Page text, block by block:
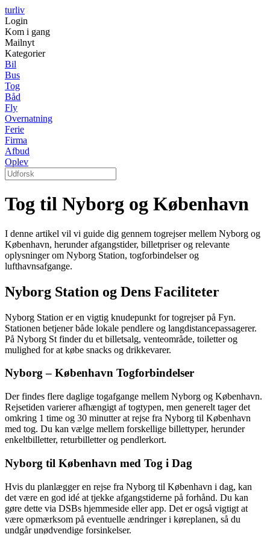
turliv
Login
Kom i gang
Mailnyt
Kategorier
Bil
Bus
Tog
Båd
Fly
Overnatning
Ferie
Firma
Afbud
Oplev
Tog til Nyborg og København
I denne artikel vil vi guide dig gennem togrejser mellem Nyborg og
København, herunder afgangstider, billetpriser og relevante
oplysninger om Nyborg Station, togforbindelser og
lufthavnsafgange.
Nyborg Station og Dens Faciliteter
Nyborg Station er en vigtig knudepunkt for togrejser på Fyn.
Stationen betjener både lokale pendlere og langdistancepassagerer.
På Nyborg St finder du et billetsalg, venteområde, toiletter og
mulighed for at købe snacks og drikkevarer.
Nyborg – København Togforbindelser
Der findes flere daglige togafgange mellem Nyborg og København.
Rejsetiden varierer afhængigt af togtypen, men generelt tager det
omkring 1 time og 30 minutter at rejse fra Nyborg til København
med tog. Du kan vælge mellem forskellige billettyper, herunder
enkeltbilletter, returbilletter og pendlerkort.
Nyborg til København med Tog i Dag
Hvis du planlægger en rejse fra Nyborg til København i dag, kan
det være en god idé at tjekke afgangstiderne på forhånd. Du kan
gøre dette via DSBs hjemmeside eller app. Det er også vigtigt at
være opmærksom på eventuelle ændringer i køreplanen, så du
undgår unødvendige forsinkelser.